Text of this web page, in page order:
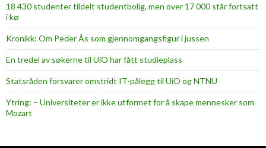
18 430 studenter tildelt studentbolig, men over 17 000 står fortsatt
i kø
Kronikk: Om Peder Ås som gjennomgangsfigur i jussen
En tredel av søkerne til UiO har fått studieplass
Statsråden forsvarer omstridt IT-pålegg til UiO og NTNU
Ytring: – Universiteter er ikke utformet for å skape mennesker som
Mozart